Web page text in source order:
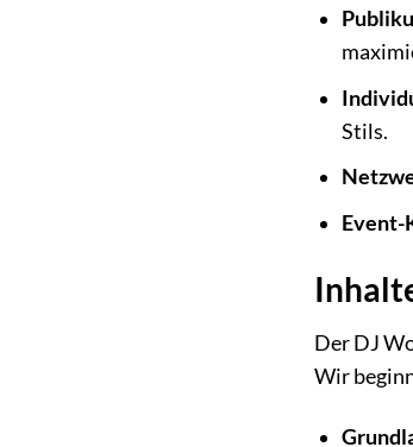
Stils.
Event-
Der DJ
Wir